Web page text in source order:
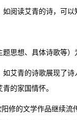
阅读艾青的诗，可以
思想、具体诗歌等
艾青的诗歌展现了
的家国情怀。
修的文学作品继续